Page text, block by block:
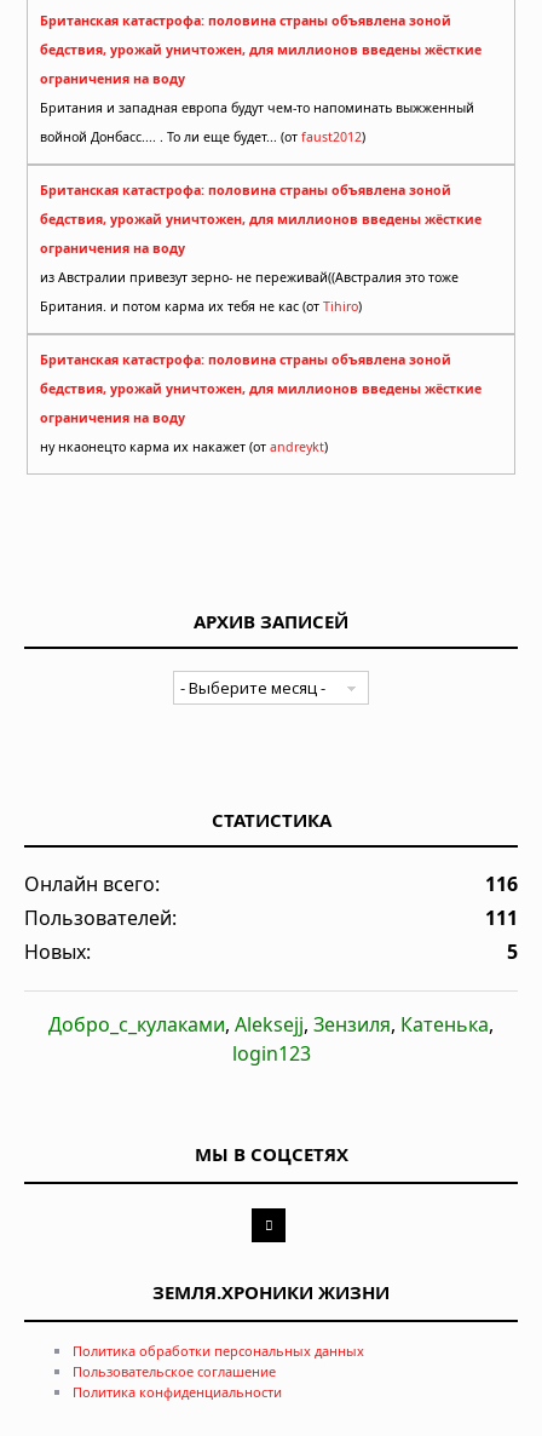
Британская катастрофа: половина страны объявлена зоной
бедствия, урожай уничтожен, для миллионов введены жёсткие
ограничения на воду
Британия и западная европа будут чем-то напоминать выжженный
войной Донбасс.... . То ли еще будет... (от faust2012)
Британская катастрофа: половина страны объявлена зоной
бедствия, урожай уничтожен, для миллионов введены жёсткие
ограничения на воду
из Австралии привезут зерно- не переживай((Австралия это тоже
Британия. и потом карма их тебя не кас (от Tihiro)
Британская катастрофа: половина страны объявлена зоной
бедствия, урожай уничтожен, для миллионов введены жёсткие
ограничения на воду
ну нкаонецто карма их накажет (от andreykt)
АРХИВ ЗАПИСЕЙ
СТАТИСТИКА
Онлайн всего:
116
Пользователей:
111
Новых:
5
Добро_с_кулаками, Aleksejj, Зензиля, Катенька,
login123
МЫ В СОЦСЕТЯХ
ЗЕМЛЯ.ХРОНИКИ ЖИЗНИ
Политика обработки персональных данных
Пользовательское соглашение
Политика конфиденциальности